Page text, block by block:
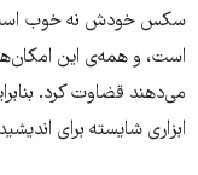
سکس خودش نه خوب است
است، و همه‌ی این
می‌دهند قضاوت کرد.
ابزاری شایسته برای